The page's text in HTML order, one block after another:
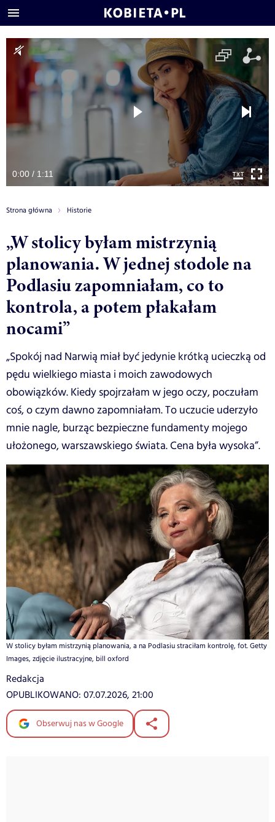
0:00 / 1:11
Strona główna Historie
„W stolicy byłam mistrzynią
planowania. W jednej stodole na
Podlasiu zapomniałam, co to
kontrola, a potem płakałam
nocami”
„Spokój nad Narwią miał być jedynie krótką ucieczką od
pędu wielkiego miasta i moich zawodowych
obowiązków. Kiedy spojrzałam w jego oczy, poczułam
coś, o czym dawno zapomniałam. To uczucie uderzyło
mnie nagle, burząc bezpieczne fundamenty mojego
ułożonego, warszawskiego świata. Cena była wysoka”.
W stolicy byłam mistrzynią planowania, a na Podlasiu straciłam kontrolę, fot. Getty
Images, zdjęcie ilustracyjne, bill oxford
Redakcja
OPUBLIKOWANO: 07.07.2026, 21:00
Obserwuj nas w Google